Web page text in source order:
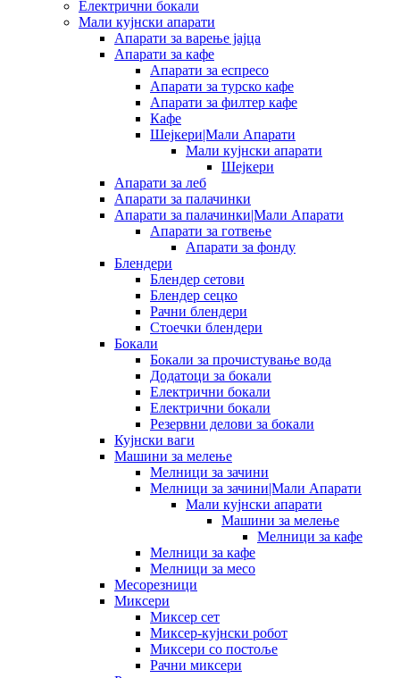
Електрични бокали
Мали кујнски апарати
Апарати за варење јајца
Апарати за кафе
Апарати за еспресо
Апарати за турско кафе
Апарати за филтер кафе
Кафе
Шејкери|Мали Апарати
Мали кујнски апарати
Шејкери
Апарати за леб
Апарати за палачинки
Апарати за палачинки|Мали Апарати
Апарати за готвење
Апарати за фонду
Блендери
Блендер сетови
Блендер сецко
Рачни блендери
Стоечки блендери
Бокали
Бокали за прочистување вода
Додатоци за бокали
Електрични бокали
Електрични бокали
Резервни делови за бокали
Кујнски ваги
Машини за мелење
Мелници за зачини
Мелници за зачини|Мали Апарати
Мали кујнски апарати
Машини за мелење
Мелници за кафе
Мелници за кафе
Мелници за месо
Месорезници
Миксери
Миксер сет
Миксер-кујнски робот
Миксери со постоље
Рачни миксери